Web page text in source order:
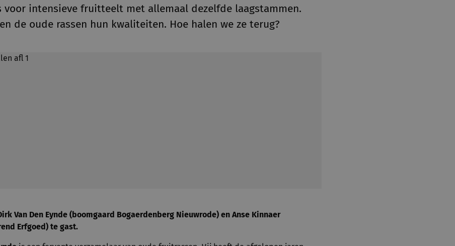
voor intensieve fruitteelt met allemaal dezelfde laagstammen.
de oude rassen hun kwaliteiten. Hoe halen we ze terug?
Van Den Eynde (boomgaard Bogaerdenberg Nieuwrode) en Anse Kinnaer
Erfgoed) te gast.